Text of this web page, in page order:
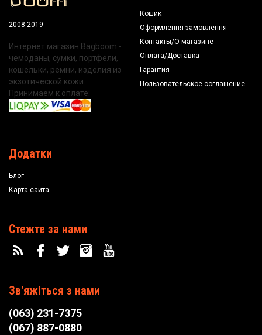
2008-2019
Интернет магазин Bagboom -
чемоданы, сумки, портфели,
кошельки, ремни, изделия из
экзотической кожи.
Принимаем к оплате:
Кошик
Оформлення замовлення
Контакты/О магазине
Оплата/Доставка
Гарантия
Пользовательское соглашение
Додатки
Блог
Карта сайта
Стежте за нами
Зв'яжіться з нами
(063) 231-7375
(067) 887-0880